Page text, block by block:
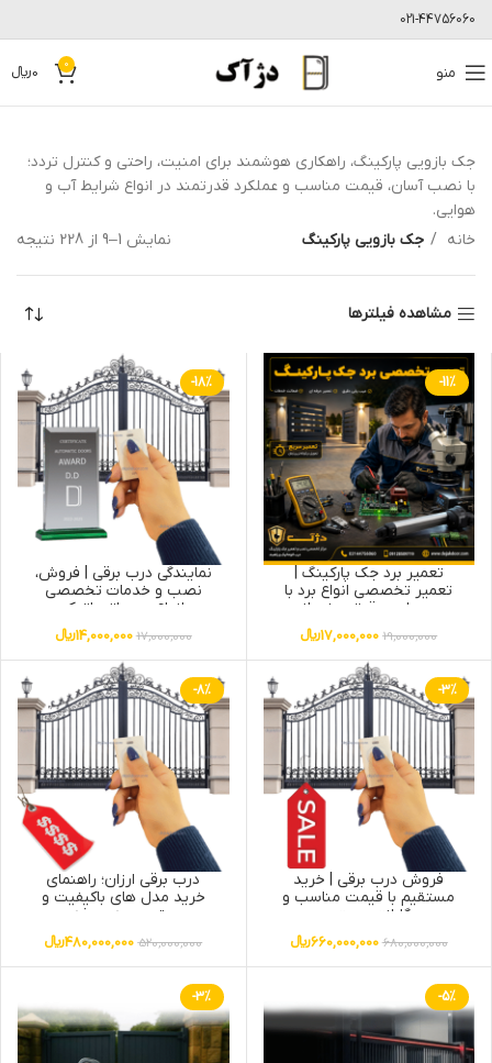
021-44756060
منو 0
0﷼
جک بازویی پارکینگ، راهکاری هوشمند برای امنیت، راحتی و کنترل تردد؛
با نصب آسان، قیمت مناسب و عملکرد قدرتمند در انواع شرایط آب و
هوایی.
خانه
جک بازویی پارکینگ نمایش 1–9 از 228 نتیجه
مشاهده فیلترها
-11%
تعمیر برد جک پارکینگ |
تعمیر تخصصی انواع برد با
عیب یابی دقیق و ضمانت
19,000,000
17,000,000﷼
-18%
نمایندگی درب برقی | فروش،
نصب و خدمات تخصصی
انواع درب اتوماتیک
17,000,000
14,000,000﷼
-3%
فروش درب برقی | خرید
مستقیم با قیمت مناسب و
گارانتی معتبر
680,000,000
660,000,000﷼
-8%
درب برقی ارزان؛ راهنمای
خرید مدل های باکیفیت و
مقرون به صرفه
520,000,000
480,000,000﷼
-5%
-3%